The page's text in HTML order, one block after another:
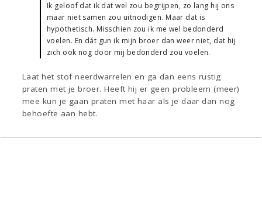
Ik geloof dat ik dat wel zou begrijpen, zo lang hij ons
maar niet samen zou uitnodigen. Maar dat is
hypothetisch. Misschien zou ik me wel bedonderd
voelen. En dát gun ik mijn broer dan weer niet, dat hij
zich ook nog door mij bedonderd zou voelen.
Laat het stof neerdwarrelen en ga dan eens rustig
praten met je broer. Heeft hij er geen probleem (meer)
mee kun je gaan praten met haar als je daar dan nog
behoefte aan hebt.